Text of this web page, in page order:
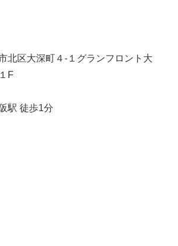
北区大深町４-１グランフロント大
F
駅 徒歩1分